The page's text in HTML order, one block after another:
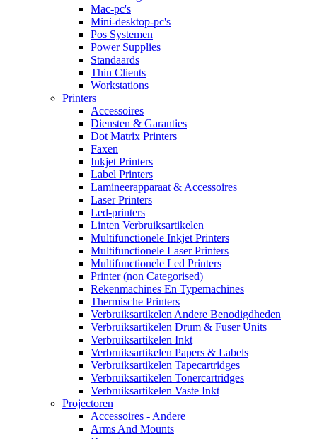
Mac-pc's
Mini-desktop-pc's
Pos Systemen
Power Supplies
Standaards
Thin Clients
Workstations
Printers
Accessoires
Diensten & Garanties
Dot Matrix Printers
Faxen
Inkjet Printers
Label Printers
Lamineerapparaat & Accessoires
Laser Printers
Led-printers
Linten Verbruiksartikelen
Multifunctionele Inkjet Printers
Multifunctionele Laser Printers
Multifunctionele Led Printers
Printer (non Categorised)
Rekenmachines En Typemachines
Thermische Printers
Verbruiksartikelen Andere Benodigdheden
Verbruiksartikelen Drum & Fuser Units
Verbruiksartikelen Inkt
Verbruiksartikelen Papers & Labels
Verbruiksartikelen Tapecartridges
Verbruiksartikelen Tonercartridges
Verbruiksartikelen Vaste Inkt
Projectoren
Accessoires - Andere
Arms And Mounts